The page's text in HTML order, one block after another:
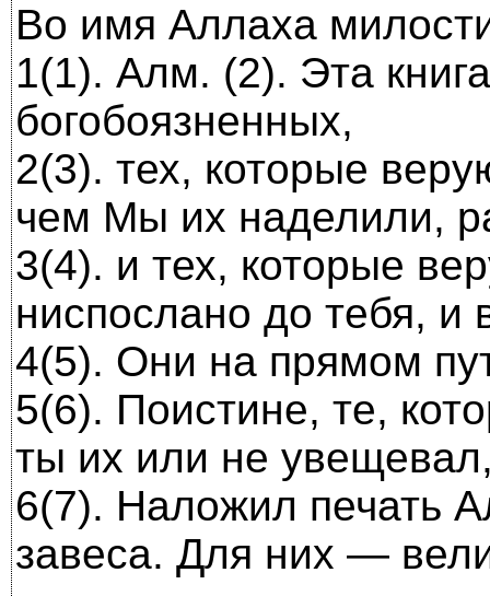
Во имя Аллаха
1(1). Алм. (2). Эта
богобоязненных,
2(3). тех, которые
чем Мы их наделили,
3(4). и тех, которые
ниспослано до тебя,
4(5). Они на прямом
5(6). Поистине, те,
ты их или не
6(7). Наложил печать
завеса. Для них —